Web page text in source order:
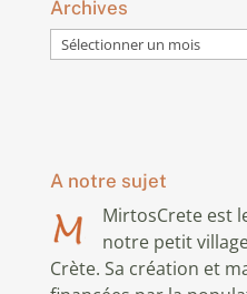
Archives
Archives
A notre sujet
MirtosCrete est
notre petit
Crète. Sa création et